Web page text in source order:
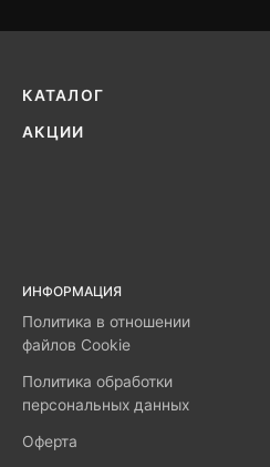
КАТАЛОГ
АКЦИИ
ИНФОРМАЦИЯ
Политика в отношении
файлов Cookie
Политика обработки
персональных данных
Оферта